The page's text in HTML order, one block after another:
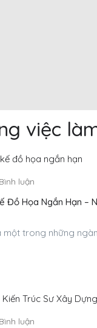
việc
luận
Đồ Họa Ngắn Hạn –
một trong những
luận